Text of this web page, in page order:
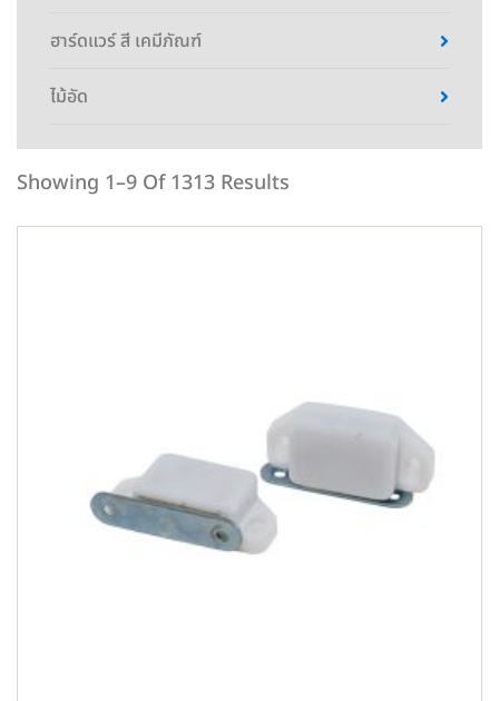
ฮาร์ดแวร์ สี เคมีภัณฑ์
ไม้อัด
Showing 1–9 Of 1313 Results